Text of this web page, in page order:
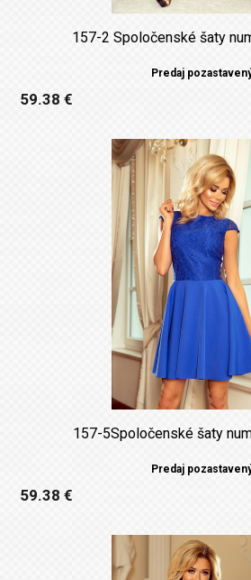
157-2 Spoločenské šaty
Predaj
59.38 €
157-5Spoločenské šaty
Predaj
59.38 €